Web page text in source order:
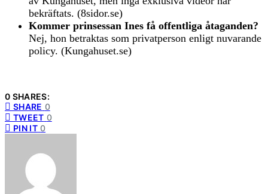
bekräftats. (8sidor.se)
Kommer prinsessan Ines få offentliga åtaganden?
Nej, hon betraktas som privatperson enligt nuvarande
policy. (Kungahuset.se)
0 SHARES:
SHARE 0
TWEET 0
PIN IT 0